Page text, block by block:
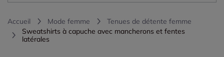
Accueil Mode femme
Tenues de détente femme
Sweatshirts à capuche avec mancherons et fentes
latérales